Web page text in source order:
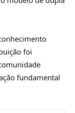
foi
fundamental